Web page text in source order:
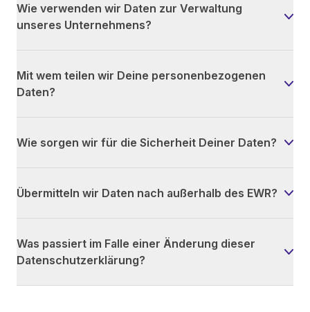
Wie verwenden wir Daten zur Verwaltung
unseres Unternehmens?
Mit wem teilen wir Deine personenbezogenen
Daten?
Wie sorgen wir für die Sicherheit Deiner Daten?
Übermitteln wir Daten nach außerhalb des EWR?
Was passiert im Falle einer Änderung dieser
Datenschutzerklärung?